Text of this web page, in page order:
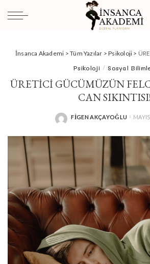
İnsanca Akademi >Tüm Yazılar >Psikoloji > ÜRETİCİ
Psikoloji Sosyal
ÜRETİCİ GÜCÜMÜZÜN
CAN
POSTED
FIGEN AKÇAYOĞLU